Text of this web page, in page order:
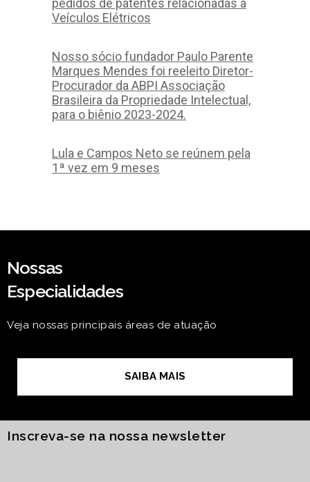
pedidos de patentes relacionadas a
Veículos Elétricos
Nosso sócio fundador Paulo Parente
Marques Mendes foi reeleito Diretor-
Procurador da ABPI Associação
Brasileira da Propriedade Intelectual,
para o biênio 2023-2024.
Lula e Campos Neto se reúnem pela
1ª vez em 9 meses
Nossas
Especialidades
Veja nossas principais áreas de atuação
SAIBA MAIS
Inscreva-se na nossa newsletter